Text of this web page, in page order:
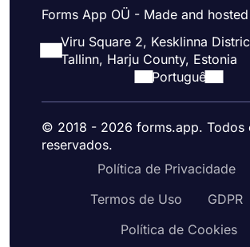
Forms App OÜ - Made and
Viru Square 2, Kesklinna
Tallinn, Harju County, Estonia
Portuguê
© 2018 - 2026 forms.app. Todos
reservados.
Política de Privacidade
Termos de Uso
GDPR
Política de Cookies